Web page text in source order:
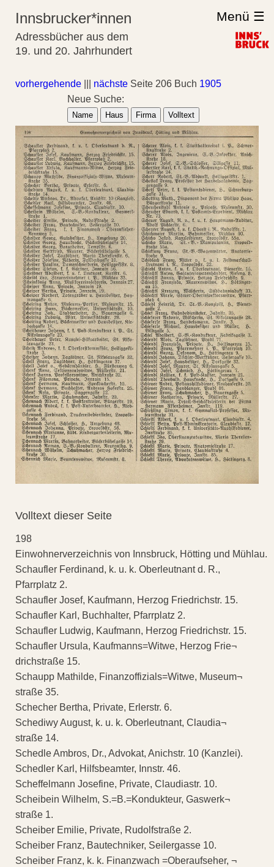
Innsbrucker*innen
Adressbücher aus dem
19. und 20. Jahrhundert
Menü ☰
vorhergehende nächste Seite 206 Buch 1905
Neue Suche:
Name Haus Firma Volltext
Volltext dieser Seite
198
Einwohnerverzeichnis von Innsbruck, Hötting und Mühlau.
Schaufler Ferdinand, k. u. k. Oberleutnant d. R.,
Pfarrplatz 2.
Schaufler Josef, Kaufmann, Herzog Friedrichstr. 15.
Schaufler Karl, Buchhalter, Pfarrplatz 2.
Schaufler Ludwig, Kaufmann, Herzog Friedrichstr. 15.
Schaufler Ursula, Kaufmanns=Witwe, Herzog Frie¬
drichstraße 15.
Schaupp Mathilde, Finanzoffizials=Witwe, Museum¬
straße 35.
Schecher Bertha, Private, Erlerstr. 6.
Schediwy August, k. u. k. Oberleutnant, Claudia¬
straße 14.
Schedle Ambros, Dr., Advokat, Anichstr. 10 (Kanzlei).
Schedler Karl, Hilfsbeamter, Innstr. 46.
Scheffelmann Josefine, Private, Claudiastr. 10.
Scheibein Wilhelm, S.=B.=Kondukteur, Gaswerk¬
straße 1.
Scheiber Emilie, Private, Rudolfstraße 2.
Scheiber Franz, Bautechniker, Seilergasse 10.
Scheiber Franz, k. k. Finanzwach =Oberaufseher, ¬